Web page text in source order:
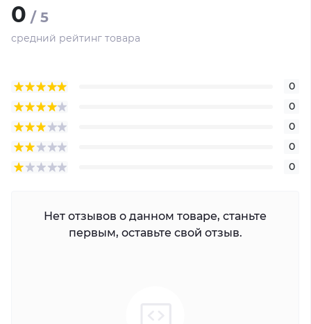
0 / 5
средний рейтинг товара
0
0
0
0
0
Нет отзывов о данном товаре, станьте
первым, оставьте свой отзыв.